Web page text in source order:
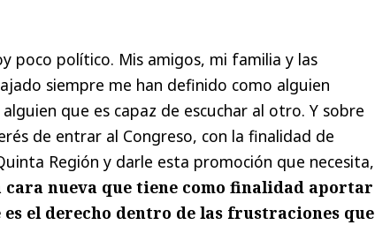
poco político. Mis amigos, mi familia y las
siempre me han definido como alguien
que es capaz de escuchar al otro. Y sobre
de entrar al Congreso, con la finalidad de
Región y darle esta promoción que necesita,
cara nueva que tiene como finalidad aportar
el derecho dentro de las frustraciones que